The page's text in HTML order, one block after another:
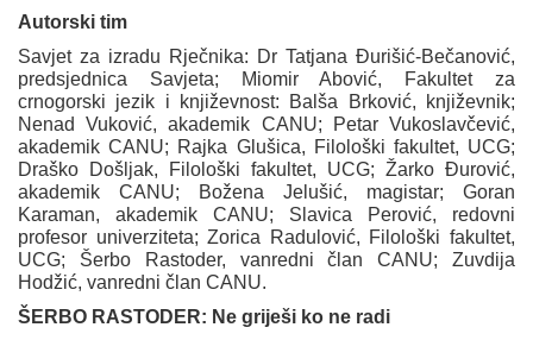
Autorski tim
Savjet za izradu Rječnika: Dr Tatjana Đurišić-Bečanović,
predsjednica Savjeta; Miomir Abović, Fakultet za
crnogorski jezik i književnost: Balša Brković, književnik;
Nenad Vuković, akademik CANU; Petar Vukoslavčević,
akademik CANU; Rajka Glušica, Filološki fakultet, UCG;
Draško Došljak, Filološki fakultet, UCG; Žarko Đurović,
akademik CANU; Božena Jelušić, magistar; Goran
Karaman, akademik CANU; Slavica Perović, redovni
profesor univerziteta; Zorica Radulović, Filološki fakultet,
UCG; Šerbo Rastoder, vanredni član CANU; Zuvdija
Hodžić, vanredni član CANU.
ŠERBO RASTODER: Ne griješi ko ne radi